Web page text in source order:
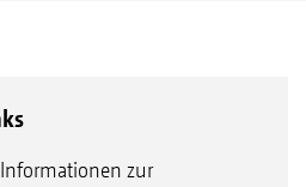
zur